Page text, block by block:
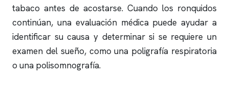
tabaco antes de acostarse. Cuando los ronquidos
continúan, una evaluación médica puede ayudar a
identificar su causa y determinar si se requiere un
examen del sueño, como una poligrafía respiratoria
o una polisomnografía.